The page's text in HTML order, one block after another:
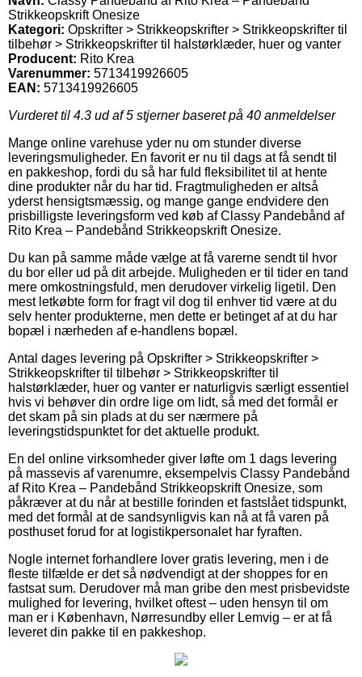
Strikkeopskrift Onesize
Kategori: Opskrifter > Strikkeopskrifter > Strikkeopskrifter til
tilbehør > Strikkeopskrifter til halstørklæder, huer og vanter
Producent: Rito Krea
Varenummer: 5713419926605
EAN: 5713419926605
Vurderet til 4.3 ud af 5 stjerner baseret på 40 anmeldelser
Mange online varehuse yder nu om stunder diverse
leveringsmuligheder. En favorit er nu til dags at få sendt til
en pakkeshop, fordi du så har fuld fleksibilitet til at hente
dine produkter når du har tid. Fragtmuligheden er altså
yderst hensigtsmæssig, og mange gange endvidere den
prisbilligste leveringsform ved køb af Classy Pandebånd af
Rito Krea – Pandebånd Strikkeopskrift Onesize.
Du kan på samme måde vælge at få varerne sendt til hvor
du bor eller ud på dit arbejde. Muligheden er til tider en tand
mere omkostningsfuld, men derudover virkelig ligetil. Den
mest letkøbte form for fragt vil dog til enhver tid være at du
selv henter produkterne, men dette er betinget af at du har
bopæl i nærheden af e-handlens bopæl.
Antal dages levering på Opskrifter > Strikkeopskrifter >
Strikkeopskrifter til tilbehør > Strikkeopskrifter til
halstørklæder, huer og vanter er naturligvis særligt essentiel
hvis vi behøver din ordre lige om lidt, så med det formål er
det skam på sin plads at du ser nærmere på
leveringstidspunktet for det aktuelle produkt.
En del online virksomheder giver løfte om 1 dags levering
på massevis af varenumre, eksempelvis Classy Pandebånd
af Rito Krea – Pandebånd Strikkeopskrift Onesize, som
påkræver at du når at bestille forinden et fastslået tidspunkt,
med det formål at de sandsynligvis kan nå at få varen på
posthuset forud for at logistikpersonalet har fyraften.
Nogle internet forhandlere lover gratis levering, men i de
fleste tilfælde er det så nødvendigt at der shoppes for en
fastsat sum. Derudover må man gribe den mest prisbevidste
mulighed for levering, hvilket oftest – uden hensyn til om
man er i København, Nørresundby eller Lemvig – er at få
leveret din pakke til en pakkeshop.